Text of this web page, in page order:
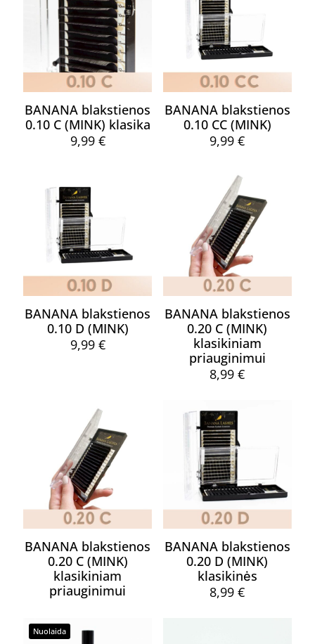
BANANA blakstienos
0.10 C (MINK) klasika
9,99 €
has
multiple
variants.
The
options
may
be
chosen
on
product
page
BANANA blakstienos
0.10 CC (MINK)
9,99€
has
multiple
variants.
The
options
may
be
chosen
on
product
page
BANANA blakstienos
0.10 D (MINK)
9,99 €
variants.
The
options
may
be
chosen
on
the
product
BANANA blakstienos
0.20 C (MINK)
klasikiniam
priauginimui
8,99€
has
multiple
variants.
The
options
may
be
chosen
on
the
product
page
BANANA blakstienos
0.20 C (MINK)
klasikiniam
priauginimui
BANANA blakstienos
0.20 D (MINK)
klasikinės
8,99€
Nuolaida